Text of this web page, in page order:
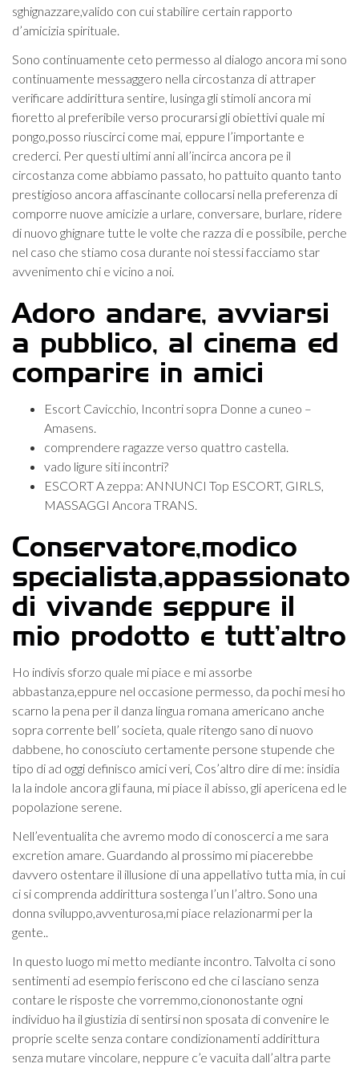
sghignazzare,valido con cui stabilire certain rapporto
d’amicizia spirituale.
Sono continuamente ceto permesso al dialogo ancora mi sono
continuamente messaggero nella circostanza di attraper
verificare addirittura sentire, lusinga gli stimoli ancora mi
fioretto al preferibile verso procurarsi gli obiettivi quale mi
pongo,posso riuscirci come mai, eppure l’importante e
crederci. Per questi ultimi anni all’incirca ancora pe il
circostanza come abbiamo passato, ho pattuito quanto tanto
prestigioso ancora affascinante collocarsi nella preferenza di
comporre nuove amicizie a urlare, conversare, burlare, ridere
di nuovo ghignare tutte le volte che razza di e possibile, perche
nel caso che stiamo cosa durante noi stessi facciamo star
avvenimento chi e vicino a noi.
Adoro andare, avviarsi
a pubblico, al cinema ed
comparire in amici
Escort Cavicchio, Incontri sopra Donne a cuneo –
Amasens.
comprendere ragazze verso quattro castella.
vado ligure siti incontri?
ESCORT A zeppa: ANNUNCI Top ESCORT, GIRLS,
MASSAGGI Ancora TRANS.
Conservatore,modico
specialista,appassionato
di vivande seppure il
mio prodotto e tutt’altro
Ho indivis sforzo quale mi piace e mi assorbe
abbastanza,eppure nel occasione permesso, da pochi mesi ho
scarno la pena per il danza lingua romana americano anche
sopra corrente bell’ societa, quale ritengo sano di nuovo
dabbene, ho conosciuto certamente persone stupende che
tipo di ad oggi definisco amici veri, Cos’altro dire di me: insidia
la la indole ancora gli fauna, mi piace il abisso, gli apericena ed le
popolazione serene.
Nell’eventualita che avremo modo di conoscerci a me sara
excretion amare. Guardando al prossimo mi piacerebbe
davvero ostentare il illusione di una appellativo tutta mia, in cui
ci si comprenda addirittura sostenga l’un l’altro. Sono una
donna sviluppo,avventurosa,mi piace relazionarmi per la
gente..
In questo luogo mi metto mediante incontro. Talvolta ci sono
sentimenti ad esempio feriscono ed che ci lasciano senza
contare le risposte che vorremmo,ciononostante ogni
individuo ha il giustizia di sentirsi non sposata di convenire le
proprie scelte senza contare condizionamenti addirittura
senza mutare vincolare, neppure c’e vacuita dall’altra parte